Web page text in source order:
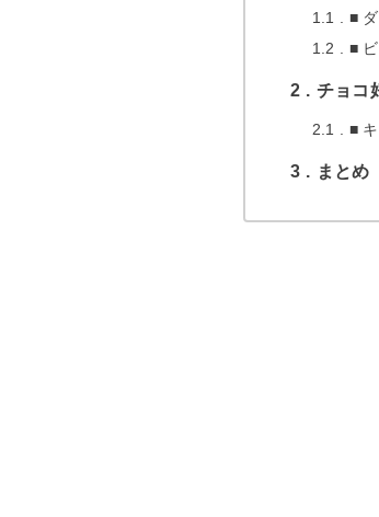
1.1
■
1.2
■
2 チョコ
2.1 ■
3 まとめ